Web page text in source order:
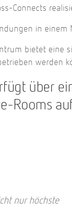
Connects
in einem
bietet eine
werden
über
Rooms
nur höchste